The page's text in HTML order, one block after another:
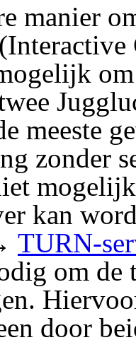
manier
meeste
zonder
kan
TURN-
om
door